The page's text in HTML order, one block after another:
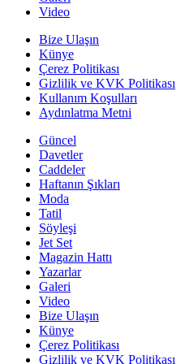
Video
Bize Ulaşın
Künye
Çerez Politikası
Gizlilik ve KVK Politikası
Kullanım Koşulları
Aydınlatma Metni
Güncel
Davetler
Caddeler
Haftanın Şıkları
Moda
Tatil
Söyleşi
Jet Set
Magazin Hattı
Yazarlar
Galeri
Video
Bize Ulaşın
Künye
Çerez Politikası
Gizlilik ve KVK Politikası